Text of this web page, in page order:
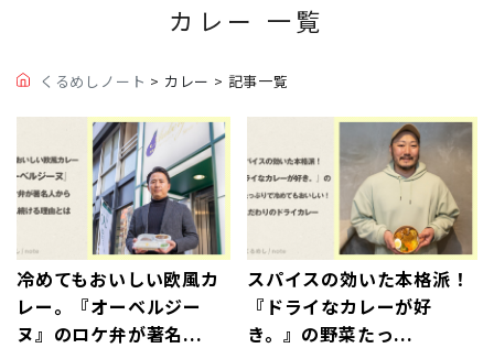
カレー 一覧
くるめしノート > カレー > 記事一覧
冷めてもおいしい欧風カ
レー。『オーベルジー
ヌ』のロケ弁が著名...
スパイスの効いた本格派！
『ドライなカレーが好
き。』の野菜たっ...